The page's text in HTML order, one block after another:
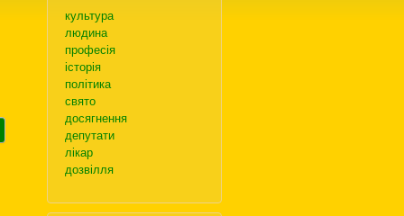
культура
людина
професія
історія
політика
свято
досягнення
депутати
лікар
дозвілля